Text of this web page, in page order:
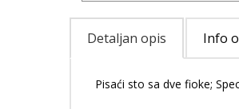
Detaljan opis Info
Pisaći sto sa dve fioke;